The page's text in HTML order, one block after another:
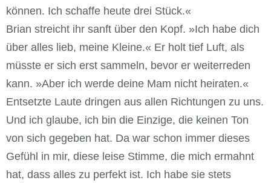
können. Ich schaffe heute drei Stück.«
Brian streicht ihr sanft über den Kopf. »Ich habe dich
über alles lieb, meine Kleine.« Er holt tief Luft, als
müsste er sich erst sammeln, bevor er weiterreden
kann. »Aber ich werde deine Mam nicht heiraten.«
Entsetzte Laute dringen aus allen Richtungen zu uns.
Und ich glaube, ich bin die Einzige, die keinen Ton
von sich gegeben hat. Da war schon immer dieses
Gefühl in mir, diese leise Stimme, die mich ermahnt
hat, dass alles zu perfekt ist. Ich habe sie stets